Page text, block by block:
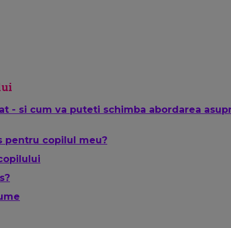
- si cum va puteti schimba abordarea
pentru copilul meu?